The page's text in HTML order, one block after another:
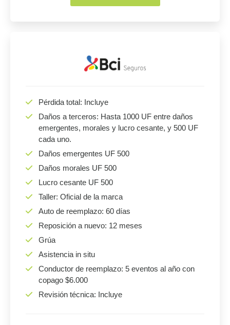
Pérdida total: Incluye
Daños a terceros: Hasta 1000 UF entre daños
emergentes, morales y lucro cesante, y 500 UF
cada uno.
Daños emergentes UF 500
Daños morales UF 500
Lucro cesante UF 500
Taller: Oficial de la marca
Auto de reemplazo: 60 días
Reposición a nuevo: 12 meses
Grúa
Asistencia in situ
Conductor de reemplazo: 5 eventos al año con
copago $6.000
Revisión técnica: Incluye